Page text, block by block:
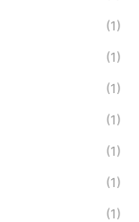
(1)
(1)
(1)
(1)
(1)
(1)
(1)